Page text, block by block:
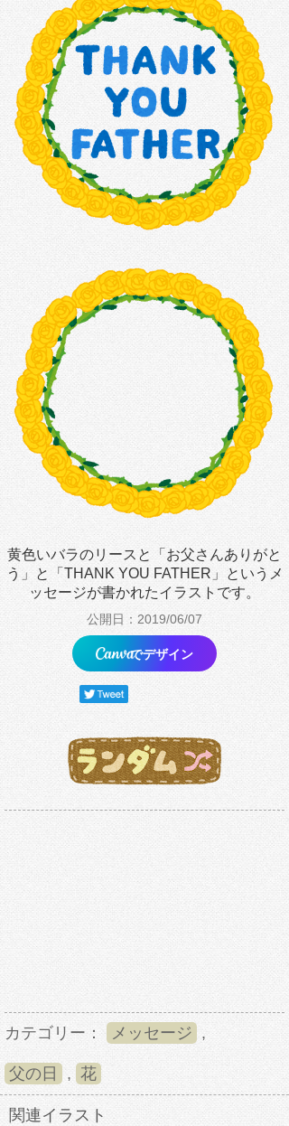
黄色いバラのリースと「お父さんありがと
う」と「THANK YOU FATHER」というメ
ッセージが書かれたイラストです。
公開日：2019/06/07
でデザイン
カテゴリー： メッセージ ,
父の日 , 花
関連イラスト